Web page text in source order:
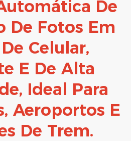
De
De Fotos Em
Celular,
E De Alta
Ideal Para
Aeroportos E
De Trem.